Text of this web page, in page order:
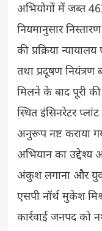
अभियोगों में जब्त
नियमानुसार
की प्रक्रिया
तथा प्रदूषण नियंत्रण
मिलने के बाद पूरी
स्थित इंसिनरेटर
अनुरूप नष्ट कराया
अभियान का उद्देश्य
अंकुश लगाना और
एसपी नॉर्थ मुकेश
कार्रवाई जनपद को